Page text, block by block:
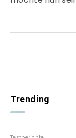
Trending